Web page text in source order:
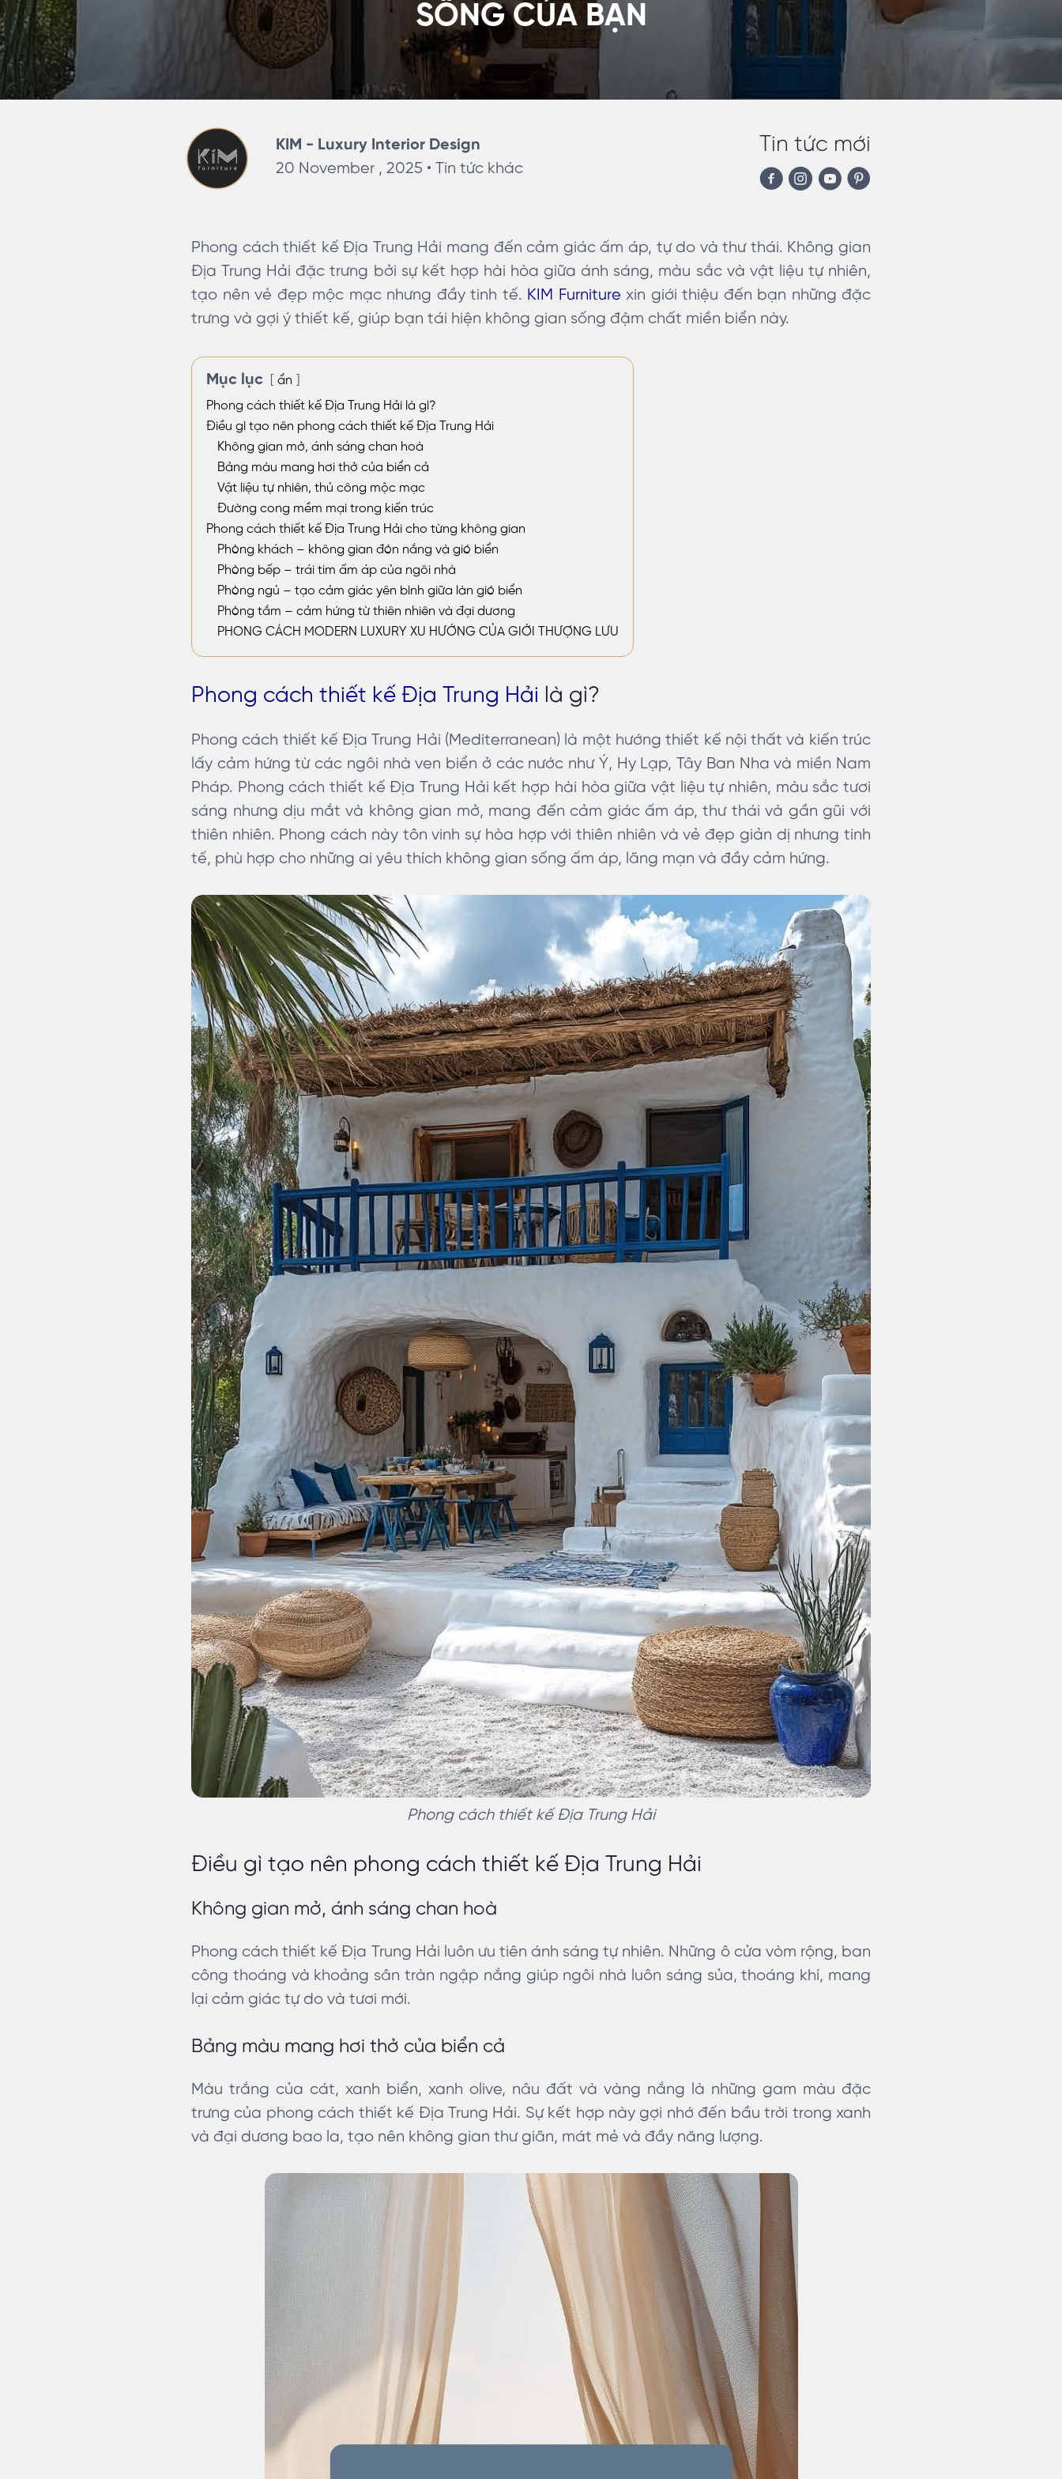
SỐNG CỦA BẠN
KIM - Luxury Interior Design
20 November , 2025 •Tin tức khác
Tin tức mới
Phong cách thiết kế Địa Trung Hải mang đến cảm giác ấm áp, tự do và thư thái. Không gian
Địa Trung Hải đặc trưng bởi sự kết hợp hài hòa giữa ánh sáng, màu sắc và vật liệu tự nhiên,
tạo nên vẻ đẹp mộc mạc nhưng đầy tinh tế. KIM Furniture xin giới thiệu đến bạn những đặc
trưng và gợi ý thiết kế, giúp bạn tái hiện không gian sống đậm chất miền biển này.
Mục lục
ẩn
Phong cách thiết kế Địa Trung Hải là gì?
Điều gì tạo nên phong cách thiết kế Địa Trung Hải
Không gian mở, ánh sáng chan hoà
Bảng màu mang hơi thở của biển cả
Vật liệu tự nhiên, thủ công mộc mạc
Đường cong mềm mại trong kiến trúc
Phong cách thiết kế Địa Trung Hải cho từng không gian
Phòng khách – không gian đón nắng và gió biển
Phòng bếp – trái tim ấm áp của ngôi nhà
Phòng ngủ – tạo cảm giác yên bình giữa làn gió biển
Phòng tắm – cảm hứng từ thiên nhiên và đại dương
PHONG CÁCH MODERN LUXURY XU HƯỚNG CỦA GIỚI THƯỢNG LƯU
Phong cách thiết kế Địa Trung Hải là gì?
Phong cách thiết kế Địa Trung Hải (Mediterranean) là một hướng thiết kế nội thất và kiến trúc
lấy cảm hứng từ các ngôi nhà ven biển ở các nước như Ý, Hy Lạp, Tây Ban Nha và miền Nam
Pháp. Phong cách thiết kế Địa Trung Hải kết hợp hài hòa giữa vật liệu tự nhiên, màu sắc tươi
sáng nhưng dịu mắt và không gian mở, mang đến cảm giác ấm áp, thư thái và gần gũi với
thiên nhiên. Phong cách này tôn vinh sự hòa hợp với thiên nhiên và vẻ đẹp giản dị nhưng tinh
tế, phù hợp cho những ai yêu thích không gian sống ấm áp, lãng mạn và đầy cảm hứng.
Phong cách thiết kế Địa Trung Hải
Điều gì tạo nên phong cách thiết kế Địa Trung Hải
Không gian mở, ánh sáng chan hoà
Phong cách thiết kế Địa Trung Hải luôn ưu tiên ánh sáng tự nhiên. Những ô cửa vòm rộng, ban
công thoáng và khoảng sân tràn ngập nắng giúp ngôi nhà luôn sáng sủa, thoáng khí, mang
lại cảm giác tự do và tươi mới.
Bảng màu mang hơi thở của biển cả
Màu trắng của cát, xanh biển, xanh olive, nâu đất và vàng nắng là những gam màu đặc
trưng của phong cách thiết kế Địa Trung Hải. Sự kết hợp này gợi nhớ đến bầu trời trong xanh
và đại dương bao la, tạo nên không gian thư giãn, mát mẻ và đầy năng lượng.